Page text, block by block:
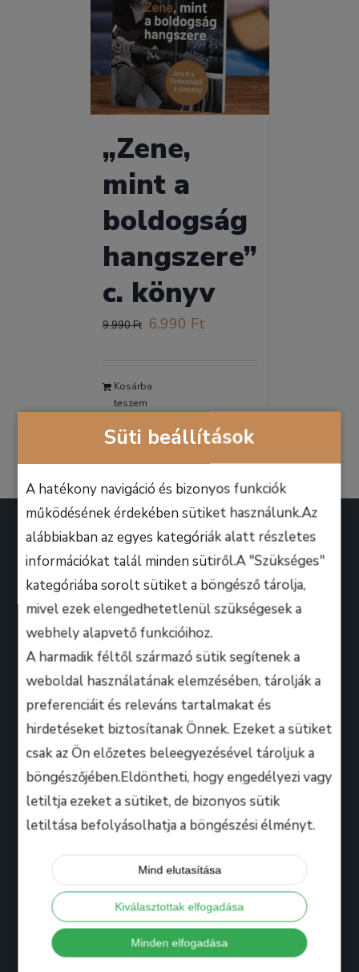
Süti beállítások
A hatékony navigáció és bizonyos funkciók
működésének érdekében sütiket használunk.Az
alábbiakban az egyes kategóriák alatt részletes
információkat talál minden sütiről.A "Szükséges"
kategóriába sorolt sütiket a böngésző tárolja,
mivel ezek elengedhetetlenül szükségesek a
webhely alapvető funkcióihoz.
A harmadik féltől származó sütik segítenek a
weboldal használatának elemzésében, tárolják a
preferenciáit és releváns tartalmakat és
hirdetéseket biztosítanak Önnek. Ezeket a sütiket
csak az Ön előzetes beleegyezésével tároljuk a
böngészőjében.Eldöntheti, hogy engedélyezi vagy
letiltja ezeket a sütiket, de bizonyos sütik
letiltása befolyásolhatja a böngészési élményt.
Mind elutasítása
Kiválasztottak elfogadása
Minden elfogadása
„Zene,
mint a
boldogság
hangszere”
c. könyv
9.990Ft Original
9.990 Ft.
6.990 FtCurrent
Kosárba
teszem
A B.M. Music School magasan képzett zenész-
oktatói úgy döntöttek, hogy ezen a platformon
keresztül professzionális keretek között, mindenki
számára lehetőséget biztosítanak arra, hogy
kihozza magából a maximumot, amire csak zeneileg
vágyhat!
Hasznos
Tanáraink
Bihari Mártonról
Referenciák
Ajándékkártya